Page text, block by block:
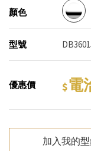
顏色
型號
優惠價 電
加入我的